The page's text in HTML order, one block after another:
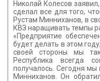
Николай Колесов
сделал все для того,
Рустам Минниханов, в
КВЗ наращивать темпы
«Предприятие
будет делать в этом
своей стороны мы
Республика всегда
получалось. Сегодня мы
Минниханов. Он